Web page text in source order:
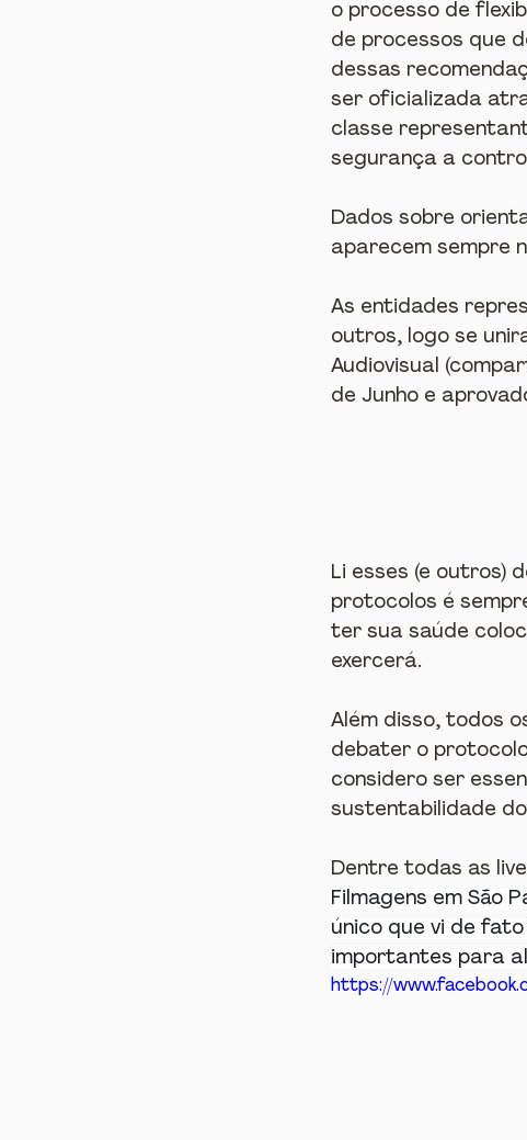
o processo de
de processos que
dessas
ser oficializada
classe
segurança a
Dados sobre
aparecem sempre
As entidades
outros, logo se
Audiovisual
de Junho e
Li esses (e outros)
protocolos é
ter sua saúde
exercerá.
Além disso, todos
debater o
considero ser
sustentabilidade
Dentre todas as
Filmagens em São
único que vi de
importantes para
https://